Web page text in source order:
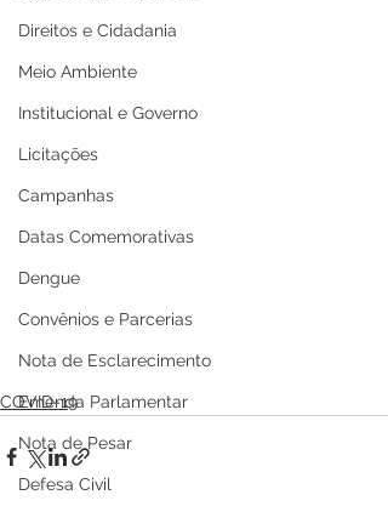
Direitos e Cidadania
Meio Ambiente
Institucional e Governo
Licitações
Campanhas
Datas Comemorativas
Dengue
Convênios e Parcerias
Nota de Esclarecimento
Emenda Parlamentar
Nota de Pesar
Defesa Civil
COVID-19